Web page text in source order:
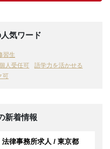
気ワード
習生
人受任可
語学力を活かせる
可
新着情報
律事務所求人 / 東京都